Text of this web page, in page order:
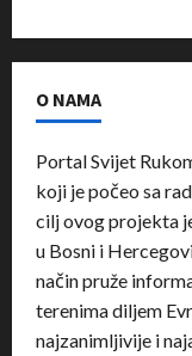
O NAMA
Portal Svijet
koji je počeo sa
cilj ovog projekta
u Bosni i
način pruže
terenima diljem
najzanimljivije i